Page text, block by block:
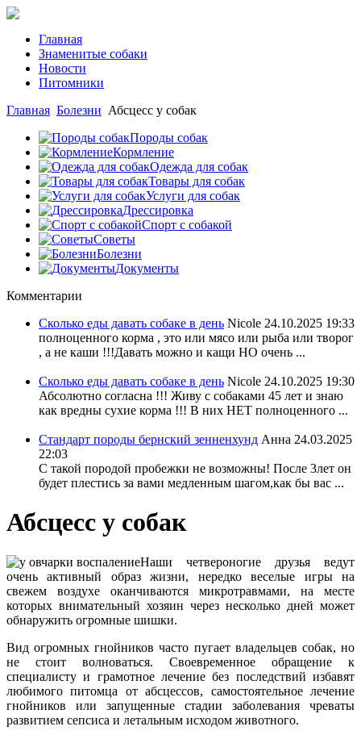
Главная
Знаменитые собаки
Новости
Питомники
Главная Болезни Абсцесс у собак
Породы собак
Кормление
Одежда для собак
Товары для собак
Услуги для собак
Дрессировка
Спорт с собакой
Советы
Болезни
Документы
Комментарии
Сколько еды давать собаке в день Nicole 24.10.2025 19:33
полноценного корма , это или мясо или рыба или творог
, а не каши !!!Давать можно и кащи НО очень ...
Сколько еды давать собаке в день Nicole 24.10.2025 19:30
Абсолютно согласна !!! Живу с собаками 45 лет и знаю
как вредны сухие корма !!! В них НЕТ полноценного ...
Стандарт породы бернский зенненхунд Анна 24.03.2025
22:03
С такой породой пробежки не возможны! После 3лет он
будет плестись за вами медленным шагом,как бы вас ...
Абсцесс у собак
Наши четвероногие друзья ведут
очень активный образ жизни, нередко веселые игры на
свежем воздухе оканчиваются микротравмами, на месте
которых внимательный хозяин через несколько дней может
обнаружить огромные шишки.
Вид огромных гнойников часто пугает владельцев собак, но
не стоит волноваться. Своевременное обращение к
специалисту и грамотное лечение без последствий избавят
любимого питомца от абсцессов, самостоятельное лечение
гнойников или запущенные стадии заболевания чреваты
развитием сепсиса и летальным исходом животного.